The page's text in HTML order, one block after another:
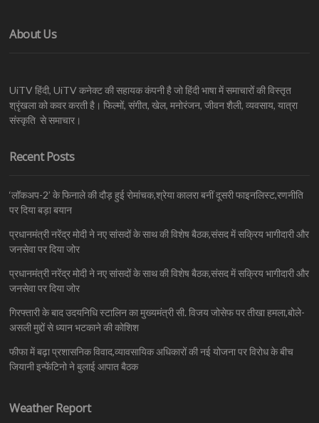
About Us
UiTV हिंदी, UiTV कनेक्ट की सहायक कंपनी है जो हिंदी भाषा में समाचारों की विस्तृत
श्रृंखला को कवर करती है। फिल्मों, संगीत, खेल, मनोरंजन, जीवन शैली, व्यवसाय, यात्रा
संस्कृति से समाचार।
Recent Posts
‘लॉकअप-2’ के फिनाले की दौड़ हुई रोमांचक,श्रेया कालरा बनीं दूसरी फाइनलिस्ट,रणनीति
पर दिया बड़ा बयान
प्रधानमंत्री नरेंद्र मोदी ने नए सांसदों के साथ की विशेष बैठक,संसद में सक्रिय भागीदारी और
जनसेवा पर दिया जोर
प्रधानमंत्री नरेंद्र मोदी ने नए सांसदों के साथ की विशेष बैठक,संसद में सक्रिय भागीदारी और
जनसेवा पर दिया जोर
गिरफ्तारी के बाद उदयनिधि स्टालिन का मुख्यमंत्री सी. विजय जोसेफ पर तीखा हमला,बोले-
असली मुद्दों से ध्यान भटकाने की कोशिश
फीफा में बढ़ा प्रशासनिक विवाद,व्यावसायिक अधिकारों की नई योजना पर विरोध के बीच
जियानी इन्फेंटिनो ने बुलाई आपात बैठक
Weather Report